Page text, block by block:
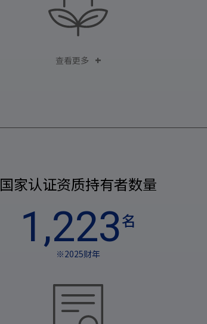
查看更多
国家认证资质持有者数量
1,223名
※2025财年